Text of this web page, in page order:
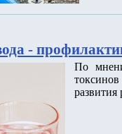
-
По
развития